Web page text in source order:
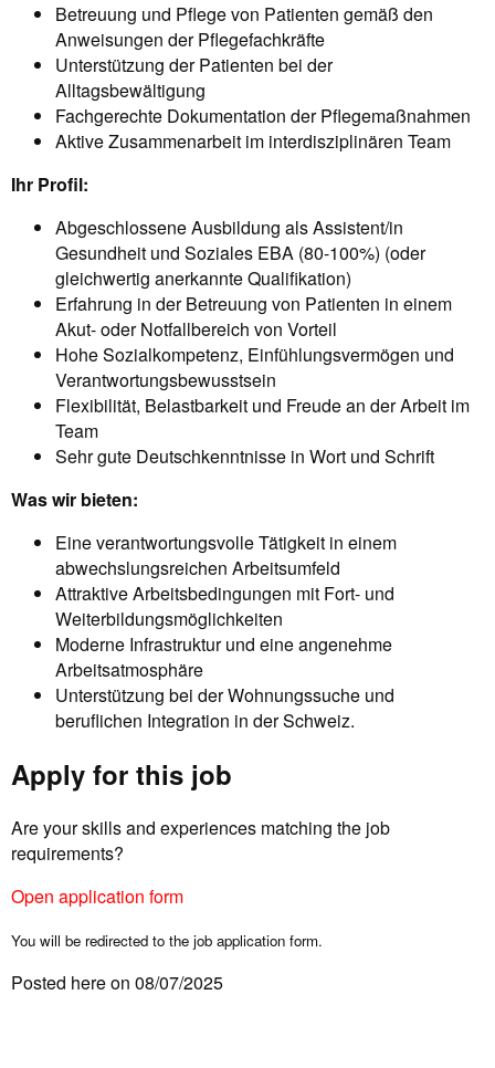
Betreuung und Pflege von Patienten gemäß den
Anweisungen der Pflegefachkräfte
Unterstützung der Patienten bei der
Alltagsbewältigung
Fachgerechte Dokumentation der Pflegemaßnahmen
Aktive Zusammenarbeit im interdisziplinären Team
Ihr Profil:
Abgeschlossene Ausbildung als Assistent/in
Gesundheit und Soziales EBA (80-100%) (oder
gleichwertig anerkannte Qualifikation)
Erfahrung in der Betreuung von Patienten in einem
Akut- oder Notfallbereich von Vorteil
Hohe Sozialkompetenz, Einfühlungsvermögen und
Verantwortungsbewusstsein
Flexibilität, Belastbarkeit und Freude an der Arbeit im
Team
Sehr gute Deutschkenntnisse in Wort und Schrift
Was wir bieten:
Eine verantwortungsvolle Tätigkeit in einem
abwechslungsreichen Arbeitsumfeld
Attraktive Arbeitsbedingungen mit Fort- und
Weiterbildungsmöglichkeiten
Moderne Infrastruktur und eine angenehme
Arbeitsatmosphäre
Unterstützung bei der Wohnungssuche und
beruflichen Integration in der Schweiz.
Apply for this job
Are your skills and experiences matching the job
requirements?
Open application form
You will be redirected to the job application form.
Posted here on 08/07/2025